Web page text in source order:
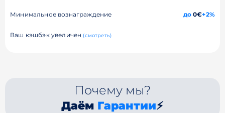
Минимальное вознаграждение до0€+2%
Ваш кэшбэк увеличен (смотреть)
Почему мы?
Даём Гарантии⚡